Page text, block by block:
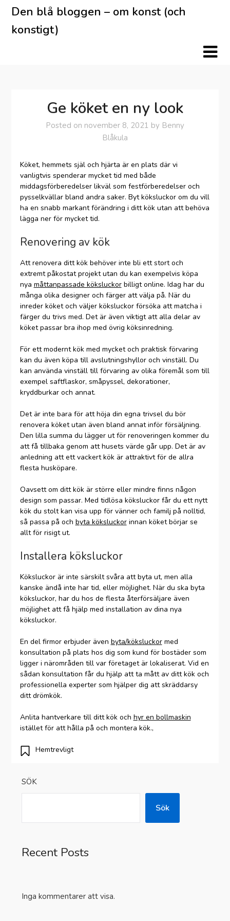
Skip
content
Den blå bloggen – om konst (och
konstigt)
Ge köket en ny look
Posted on november 8, 2021 by Benny
Blåkula
Köket, hemmets själ och hjärta är en plats där vi
vanligtvis spenderar mycket tid med både
middagsförberedelser likväl som festförberedelser och
pysselkvällar bland andra saker. Byt köksluckor om du vill
ha en snabb markant förändring i ditt kök utan att behöva
lägga ner för mycket tid.
Renovering av kök
Att renovera ditt kök behöver inte bli ett stort och
extremt påkostat projekt utan du kan exempelvis köpa
nya måttanpassade köksluckorbilligt online. Idag har du
många olika designer och färger att välja på. När du
inreder köket och väljer köksluckor försöka att matcha i
färger du trivs med. Det är även viktigt att alla delar av
köket passar bra ihop med övrig köksinredning.
För ett modernt kök med mycket och praktisk förvaring
kan du även köpa till avslutningshyllor och vinställ. Du
kan använda vinställ till förvaring av olika föremål som till
exempel saftflaskor, småpyssel, dekorationer,
kryddburkar och annat.
Det är inte bara för att höja din egna trivsel du bör
renovera köket utan även bland annat inför försäljning.
Den lilla summa du lägger ut för renoveringen kommer du
att få tillbaka genom att husets värde går upp. Det är av
anledning att ett vackert kök är attraktivt för de allra
flesta husköpare.
Oavsett om ditt kök är större eller mindre finns någon
design som passar. Med tidlösa köksluckor får du ett nytt
kök du stolt kan visa upp för vänner och familj på nolltid,
så passa på och byta köksluckorinnan köket börjar se
allt för risigt ut.
Installera köksluckor
Köksluckor är inte särskilt svåra att byta ut, men alla
kanske ändå inte har tid, eller möjlighet. När du ska byta
köksluckor, har du hos de flesta återförsäljare även
möjlighet att få hjälp med installation av dina nya
köksluckor.
En del firmor erbjuder även byta/köksluckormed
konsultation på plats hos dig som kund för bostäder som
ligger i närområden till var företaget är lokaliserat. Vid en
sådan konsultation får du hjälp att ta mått av ditt kök och
professionella experter som hjälper dig att skräddarsy
ditt drömkök.
Anlita hantverkare till ditt kök och hyr en bollmaskin
istället för att hålla på och montera kök.,
Hemtrevligt
SÖK
Sök
Recent Posts
Inga kommentarer att visa.